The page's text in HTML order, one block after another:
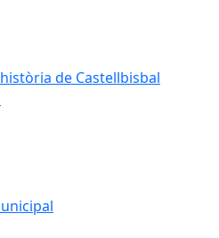
de Castellbisbal